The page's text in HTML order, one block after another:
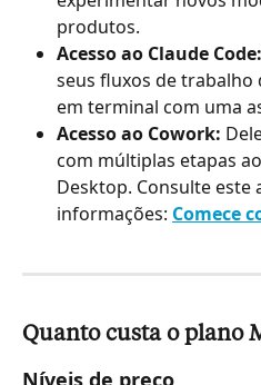
produtos.
Acesso ao Claude Code:
seus fluxos de trabalho
em terminal com uma
Acesso ao Cowork:
com múltiplas etapas
Desktop. Consulte este
informações: Comece
Quanto custa o plano